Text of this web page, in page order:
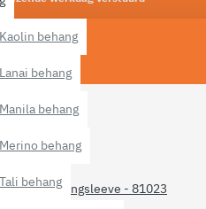
behang
behang
behang
behang
behangLongsleeve - 81023